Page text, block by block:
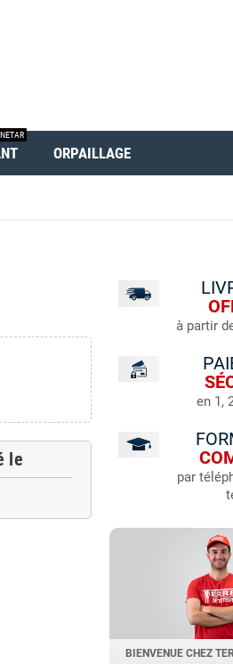
ORPAILLAGE
le
à partir
en 1,
par
BIENVENUE CHEZ